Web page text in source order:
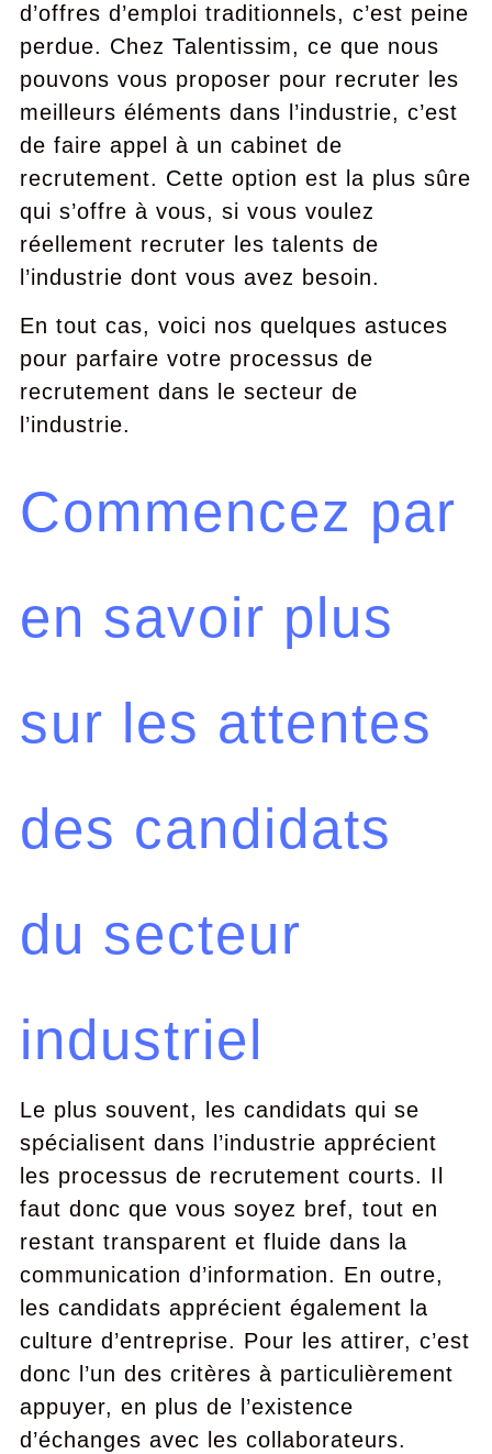
d’offres d’emploi traditionnels, c’est peine
perdue. Chez Talentissim, ce que nous
pouvons vous proposer pour recruter les
meilleurs éléments dans l’industrie, c’est
de faire appel à un cabinet de
recrutement. Cette option est la plus sûre
qui s’offre à vous, si vous voulez
réellement recruter les talents de
l’industrie dont vous avez besoin.
En tout cas, voici nos quelques astuces
pour parfaire votre processus de
recrutement dans le secteur de
l’industrie.
Commencez par
en savoir plus
sur les attentes
des candidats
du secteur
industriel
Le plus souvent, les candidats qui se
spécialisent dans l’industrie apprécient
les processus de recrutement courts. Il
faut donc que vous soyez bref, tout en
restant transparent et fluide dans la
communication d’information. En outre,
les candidats apprécient également la
culture d’entreprise. Pour les attirer, c’est
donc l’un des critères à particulièrement
appuyer, en plus de l’existence
d’échanges avec les collaborateurs.